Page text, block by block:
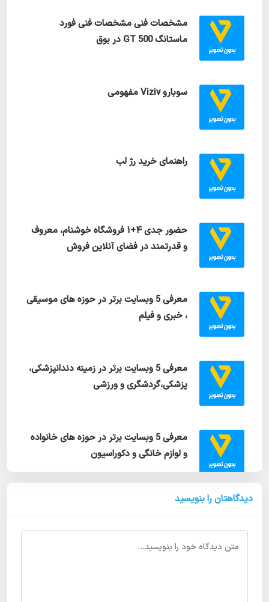
مشخصات فنی مشخصات فنی فورد
ماستانگ GT 500 در بوق
سوبارو Viziv مفهومی
راهنمای خرید رژ لب
حضور جدی ۴+۱ فروشگاه خوشنام، معروف
و قدرتمند در فضای آنلاین فروش
معرفی 5 وبسایت برتر در حوزه های موسیقی
، خبری و فیلم
معرفی 5 وبسایت برتر در زمینه دندانپزشکی،
پزشکی،گردشگری و ورزشی
معرفی 5 وبسایت برتر در حوزه های خانواده
و لوازم خانگی و دکوراسیون
دیدگاهتان را بنویسید